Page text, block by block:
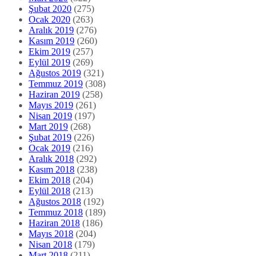
Şubat 2020 (275)
Ocak 2020 (263)
Aralık 2019 (276)
Kasım 2019 (260)
Ekim 2019 (257)
Eylül 2019 (269)
Ağustos 2019 (321)
Temmuz 2019 (308)
Haziran 2019 (258)
Mayıs 2019 (261)
Nisan 2019 (197)
Mart 2019 (268)
Şubat 2019 (226)
Ocak 2019 (216)
Aralık 2018 (292)
Kasım 2018 (238)
Ekim 2018 (204)
Eylül 2018 (213)
Ağustos 2018 (192)
Temmuz 2018 (189)
Haziran 2018 (186)
Mayıs 2018 (204)
Nisan 2018 (179)